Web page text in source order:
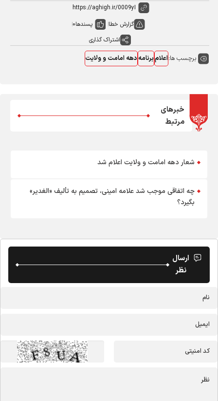
گزارش خطا پسندها0
اشتراک گذاری
برچسب ها:اعلامبرنامهدهه امامت و ولایت
خبرهای
مرتبط
شعار دهه امامت و ولایت اعلام شد
چه اتفاقی موجب شد علامه امینی، تصمیم به تألیف «الغدیر»
بگیرد؟
ارسال
نظر